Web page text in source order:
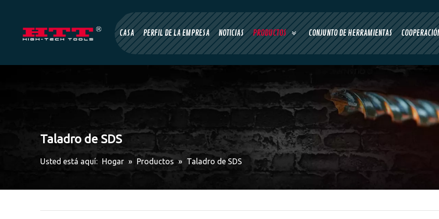
CASA PERFIL DE LA EMPRESA NOTICIAS PRODUCTOS CONJUNTO DE HERRAMIENTAS
Taladro de SDS
Usted está aquí: Hogar » Productos » Taladro de SDS